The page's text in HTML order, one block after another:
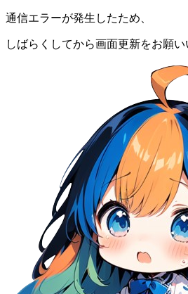
通信エラーが発生したため、
しばらくしてから画面更新をお願い